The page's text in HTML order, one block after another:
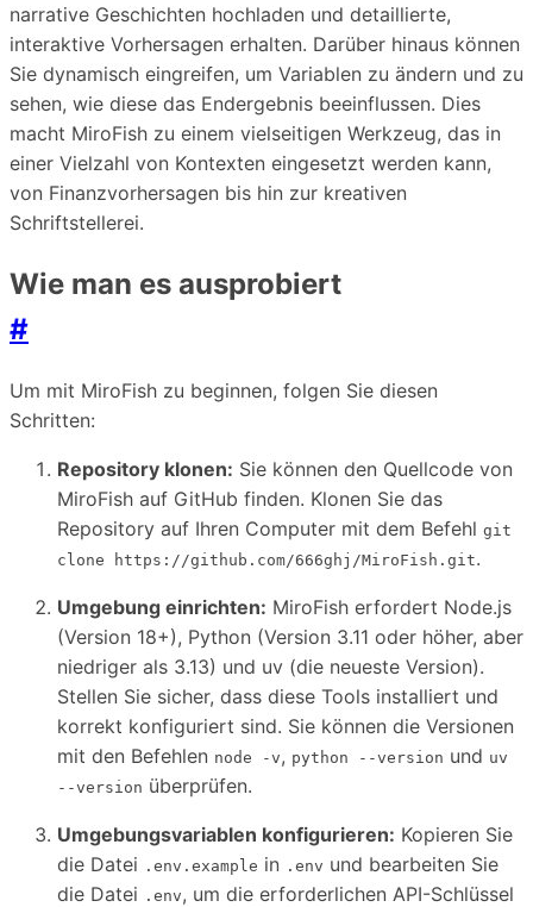
narrative Geschichten hochladen und detaillierte,
interaktive Vorhersagen erhalten. Darüber hinaus können
Sie dynamisch eingreifen, um Variablen zu ändern und zu
sehen, wie diese das Endergebnis beeinflussen. Dies
macht MiroFish zu einem vielseitigen Werkzeug, das in
einer Vielzahl von Kontexten eingesetzt werden kann,
von Finanzvorhersagen bis hin zur kreativen
Schriftstellerei.
Wie man es ausprobiert
#
Um mit MiroFish zu beginnen, folgen Sie diesen
Schritten:
Repository klonen: Sie können den Quellcode von
MiroFish auf GitHub finden. Klonen Sie das
Repository auf Ihren Computer mit dem Befehl git
clone https://github.com/666ghj/MiroFish.git.
Umgebung einrichten: MiroFish erfordert Node.js
(Version 18+), Python (Version 3.11 oder höher, aber
niedriger als 3.13) und uv (die neueste Version).
Stellen Sie sicher, dass diese Tools installiert und
korrekt konfiguriert sind. Sie können die Versionen
mit den Befehlen node -v, python --version und uv
--version überprüfen.
Umgebungsvariablen konfigurieren: Kopieren Sie
die Datei .env.example in .env und bearbeiten Sie
die Datei .env, um die erforderlichen API-Schlüssel